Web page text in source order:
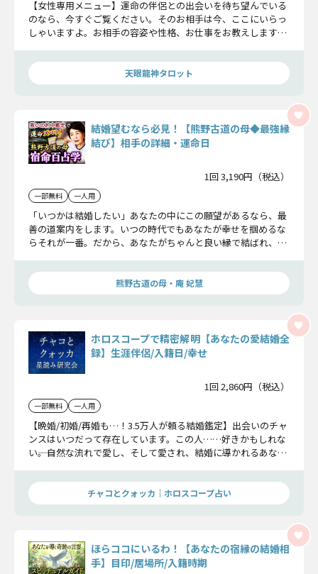
【女性専用メニュー】運命の伴侶との出会いを待ち望んでいる
のなら、今すぐご覧ください。そのお相手は今、ここにいらっ
しゃいますよ。お相手の容姿や性格、お仕事をお教えしますの
天眼龍神タロット
結婚望むなら必見！【熊野古道の母◆最強縁
結び】相手の詳細・運命日
1回 3,190円（税込）
一部無料 一人用
「いつかは結婚したい」あなたの中にこの願望があるなら、最
善の道案内をします。いつの時代でもあなたが幸せを掴めるな
らそれが一番。だから、あなたがちゃんと良い縁で結ばれ、運
の運命をすべてお話しするわ。
熊野古道の母・庵 妃慧
ホロスコープで精密解明【あなたの愛結婚全
録】生涯伴侶/入籍日/幸せ
1回 2,860円（税込）
一部無料 一人用
【晩婚/初婚/再婚も…！3.5万人が頼る結婚鑑定】出会いのチャ
ンスはいつだって存在しています。この人……好きかもしれな
い――。自然な流れで愛し、そして愛され、結婚に導かれるあなた
解読できます。丁寧に、あなただけに与えられた幸せを読み解
いていきます。チャコとクォッカ｜ホロスコープ占い
ほらココにいるわ！【あなたの宿縁の結婚相
手】目印/居場所/入籍時期